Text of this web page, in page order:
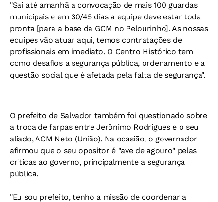
"Sai até amanhã a convocação de mais 100 guardas
municipais e em 30/45 dias a equipe deve estar toda
pronta [para a base da GCM no Pelourinho]. As nossas
equipes vão atuar aqui, temos contratações de
profissionais em imediato. O Centro Histórico tem
como desafios a segurança pública, ordenamento e a
questão social que é afetada pela falta de segurança".
O prefeito de Salvador também foi questionado sobre
a troca de farpas entre Jerônimo Rodrigues e o seu
aliado, ACM Neto (União). Na ocasião, o governador
afirmou que o seu opositor é "ave de agouro" pelas
críticas ao governo, principalmente a segurança
pública.
"Eu sou prefeito, tenho a missão de coordenar a